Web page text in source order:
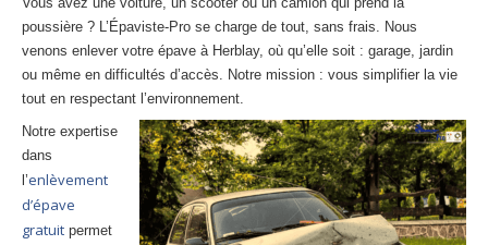
10– Aube
02– Aisne
Tous les secteurs
CENTREVHU AGRÉE
Centreagréé VHU Paris 75 : casse auto avec destruction
poussière ? L’Épaviste-Pro se charge de tout, sans frais. Nous
venons enlever votre épave à Herblay, où qu’elle soit : garage, jardin
ou même en difficultés d’accès. Notre mission : vous simplifier la vie
tout en respectant l’environnement.
Notre expertise
dans
l’enlèvement
d’épave
gratuit permet